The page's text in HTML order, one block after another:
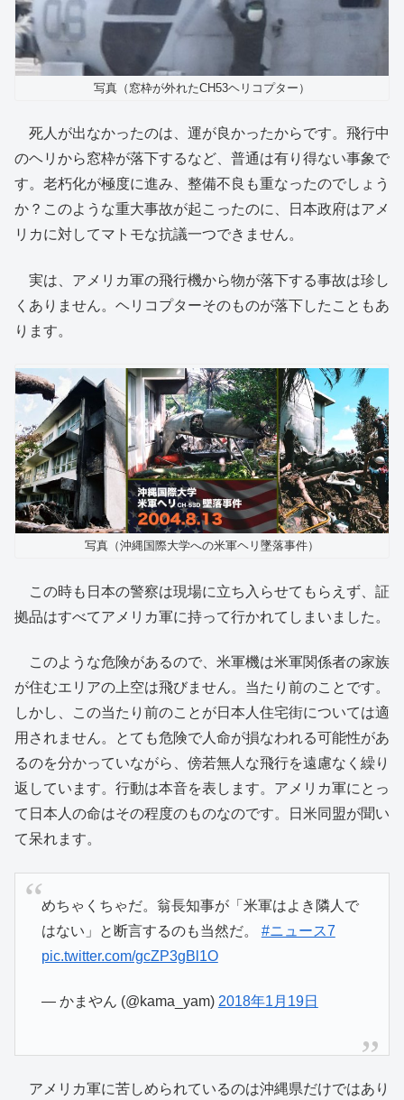
写真（窓枠が外れたCH53ヘリコプター）
死人が出なかったのは、運が良かったからです。飛行中
のヘリから窓枠が落下するなど、普通は有り得ない事象で
す。老朽化が極度に進み、整備不良も重なったのでしょう
か？このような重大事故が起こったのに、日本政府はアメ
リカに対してマトモな抗議一つできません。
実は、アメリカ軍の飛行機から物が落下する事故は珍し
くありません。ヘリコプターそのものが落下したこともあ
ります。
写真（沖縄国際大学への米軍ヘリ墜落事件）
この時も日本の警察は現場に立ち入らせてもらえず、証
拠品はすべてアメリカ軍に持って行かれてしまいました。
このような危険があるので、米軍機は米軍関係者の家族
が住むエリアの上空は飛びません。当たり前のことです。
しかし、この当たり前のことが日本人住宅街については適
用されません。とても危険で人命が損なわれる可能性があ
るのを分かっていながら、傍若無人な飛行を遠慮なく繰り
返しています。行動は本音を表します。アメリカ軍にとっ
て日本人の命はその程度のものなのです。日米同盟が聞い
て呆れます。
めちゃくちゃだ。翁長知事が「米軍はよき隣人で
はない」と断言するのも当然だ。 #ニュース7
pic.twitter.com/gcZP3gBl1O
— かまやん (@kama_yam) 2018年1月19日
アメリカ軍に苦しめられているのは沖縄県だけではあり